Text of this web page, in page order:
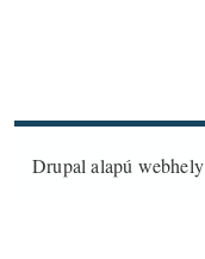
Drupal alapú webhely